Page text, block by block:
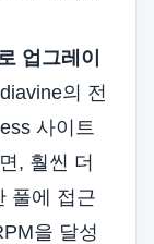
업그레이
의 전
사이트
, 훨씬 더
풀에 접근
을 달성